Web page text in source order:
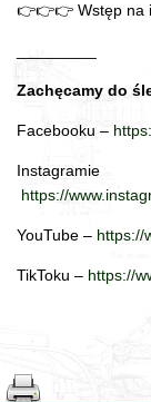
👉👉👉 Wstęp na
Zachęcamy do
Facebooku –
https://
YouTube – https://
TikToku – https://